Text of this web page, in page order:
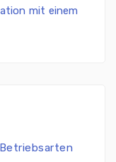
mit einem
Betriebsarten